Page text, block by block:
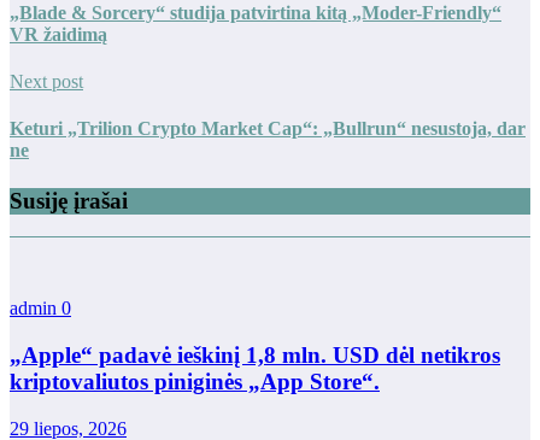
„Blade & Sorcery“ studija patvirtina kitą „Moder-Friendly“
VR žaidimą
Next post
Keturi „Trilion Crypto Market Cap“: „Bullrun“ nesustoja, dar
ne
Susiję įrašai
admin 0
„Apple“ padavė ieškinį 1,8 mln. USD dėl netikros
kriptovaliutos piniginės „App Store“.
29 liepos, 2026